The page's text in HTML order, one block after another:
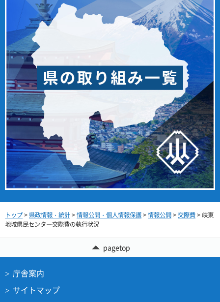
トップ> 県政情報・統計>情報公開・個人情報保護>情報公開>交際費> 峡東
地域県民センター交際費の執行状況
pagetop
庁舎案内
サイトマップ